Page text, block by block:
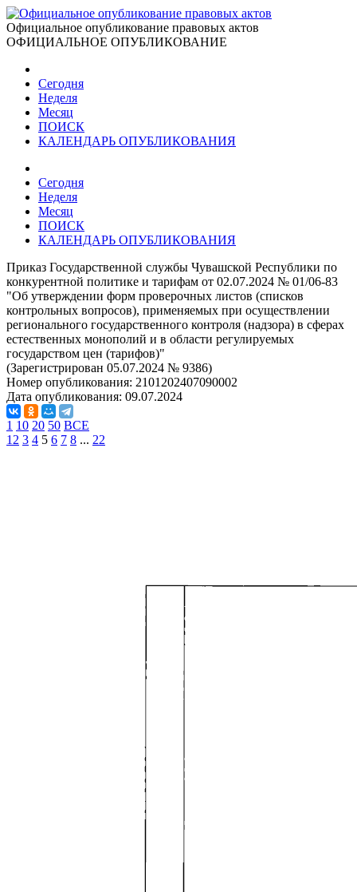
Официальное опубликование правовых актов
ОФИЦИАЛЬНОЕ ОПУБЛИКОВАНИЕ
Сегодня
Неделя
Месяц
ПОИСК
КАЛЕНДАРЬ ОПУБЛИКОВАНИЯ
Сегодня
Неделя
Месяц
ПОИСК
КАЛЕНДАРЬ ОПУБЛИКОВАНИЯ
Приказ Государственной службы Чувашской Республики по
конкурентной политике и тарифам от 02.07.2024 № 01/06-83
"Об утверждении форм проверочных листов (списков
контрольных вопросов), применяемых при осуществлении
регионального государственного контроля (надзора) в сферах
естественных монополий и в области регулируемых
государством цен (тарифов)"
(Зарегистрирован 05.07.2024 № 9386)
Номер опубликования: 2101202407090002
Дата опубликования: 09.07.2024
1 10 20 50 ВСЕ
1 2 3 4 5 6 7 8 ... 22